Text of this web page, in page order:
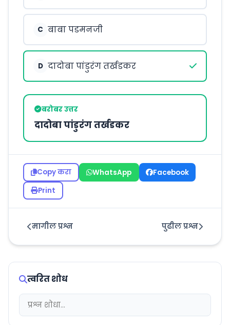
C बाबा पडमनजी
D दादोबा पांडुरंग तर्खडकर
बरोबर उत्तर
दादोबा पांडुरंग तर्खडकर
Copy करा WhatsApp
Facebook
Print
मागील प्रश्न पुढील प्रश्न
त्वरित शोध